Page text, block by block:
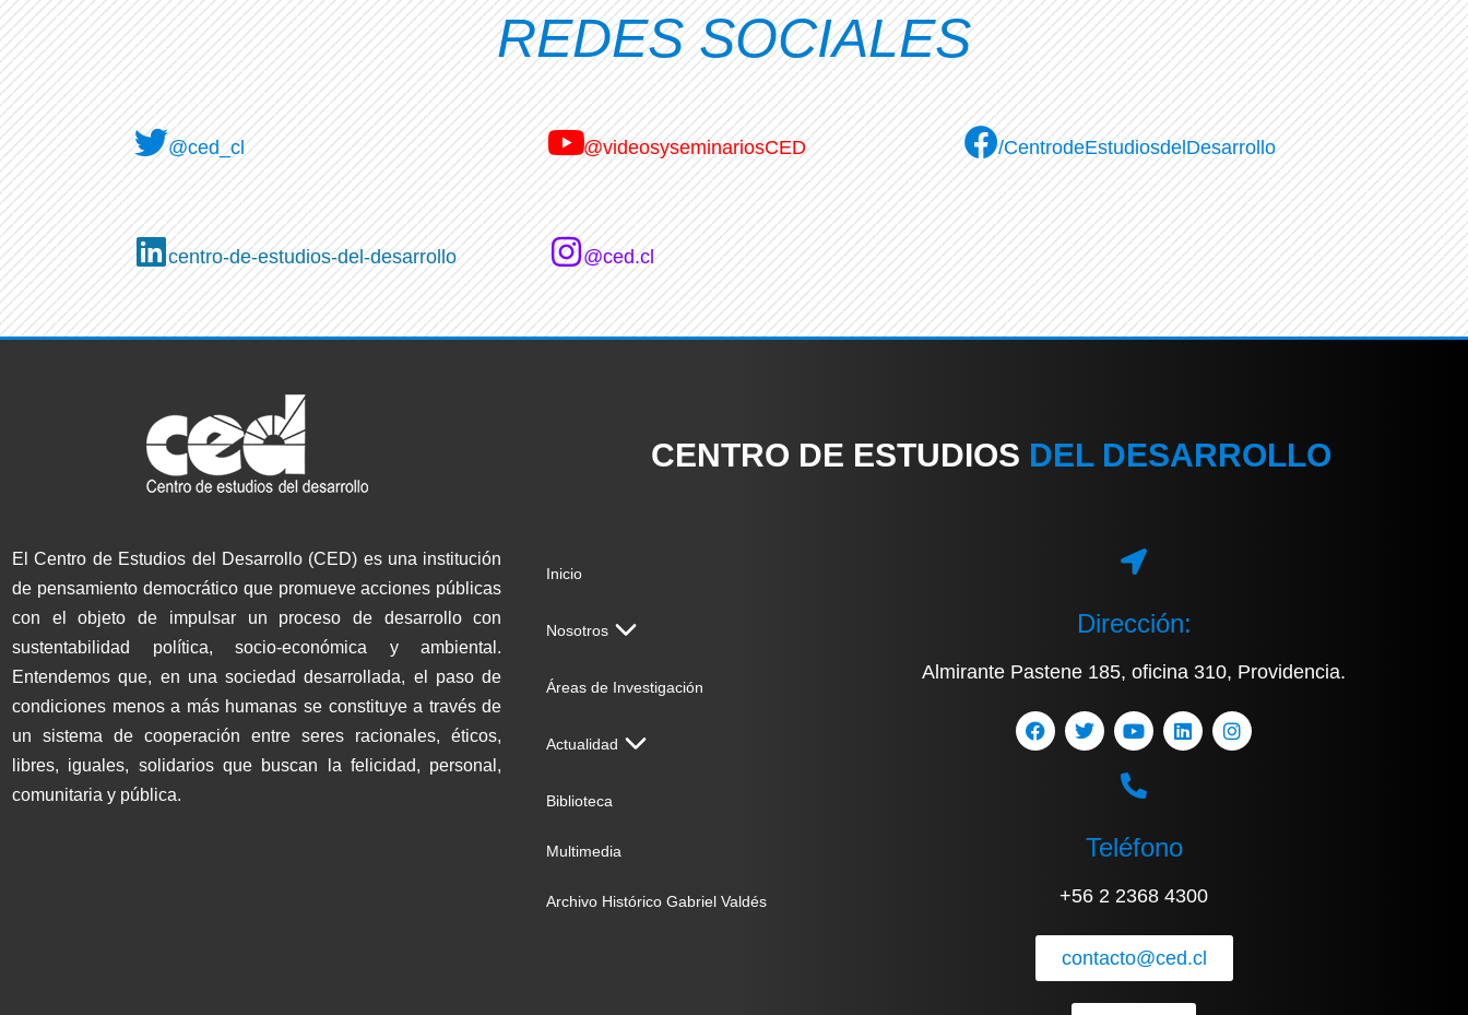
REDES SOCIALES
@ced_cl @videosyseminariosCED /CentrodeEstudiosdelDesarrollo
centro-de-estudios-del-desarrollo @ced.cl
El Centro de Estudios del Desarrollo (CED) es una institución
de pensamiento democrático que promueve acciones públicas
con el objeto de impulsar un proceso de desarrollo con
sustentabilidad política, socio-económica y ambiental.
Entendemos que, en una sociedad desarrollada, el paso de
condiciones menos a más humanas se constituye a través de
un sistema de cooperación entre seres racionales, éticos,
libres, iguales, solidarios que buscan la felicidad, personal,
comunitaria y pública.
CENTRO DE ESTUDIOS DEL DESARROLLO
Inicio
Nosotros
Áreas de Investigación
Actualidad
Biblioteca
Multimedia
Archivo Histórico Gabriel Valdés
Dirección:
Almirante Pastene 185, oficina 310, Providencia.
Teléfono
+56 2 2368 4300
contacto@ced.cl